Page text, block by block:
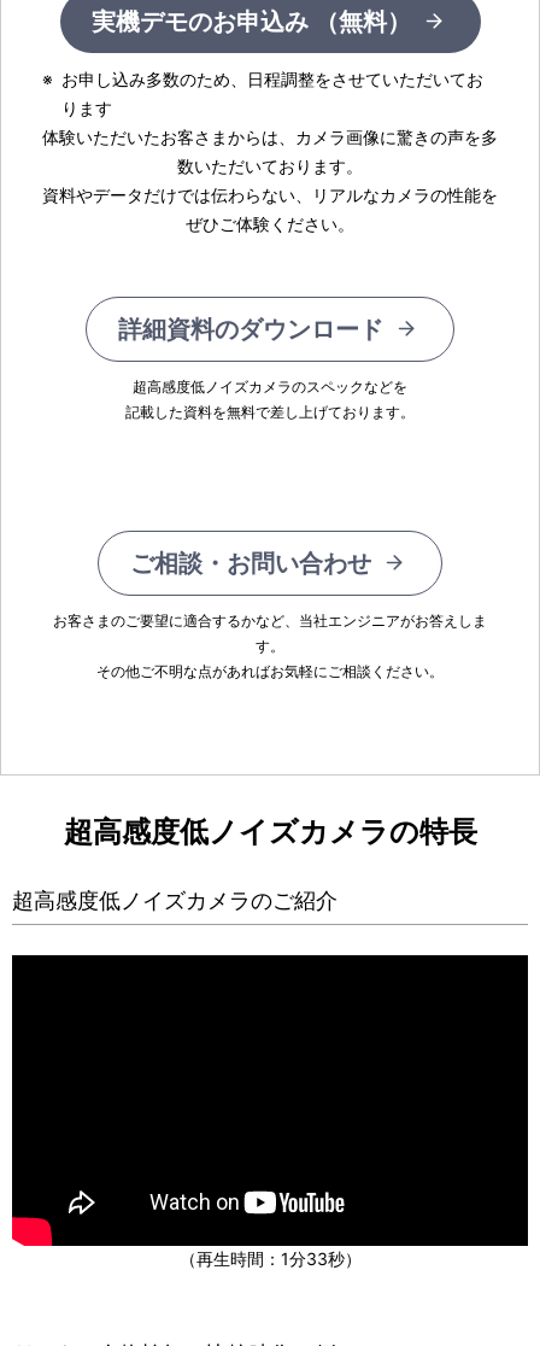
実機デモのお申込み （無料）
※ お申し込み多数のため、日程調整をさせていただいてお
ります
体験いただいたお客さまからは、カメラ画像に驚きの声を多
数いただいております。
資料やデータだけでは伝わらない、リアルなカメラの性能を
ぜひご体験ください。
詳細資料のダウンロード
超高感度低ノイズカメラのスペックなどを
記載した資料を無料で差し上げております。
ご相談・お問い合わせ
お客さまのご要望に適合するかなど、当社エンジニアがお答えしま
す。
その他ご不明な点があればお気軽にご相談ください。
超高感度低ノイズカメラの特長
（再生時間：1分33秒）
超高感度低ノイズカメラのご紹介